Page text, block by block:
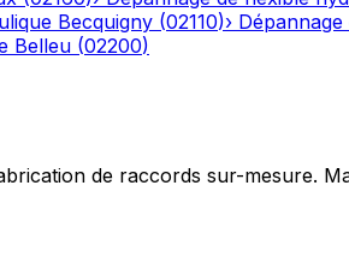
Becquigny (02110)›
Belleu (02200)
de raccords sur-mesure.